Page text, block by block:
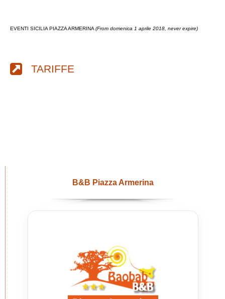
EVENTI SICILIA PIAZZA ARMERINA (From domenica 1 aprile 2018, never expire)
TARIFFE
B&B Piazza Armerina